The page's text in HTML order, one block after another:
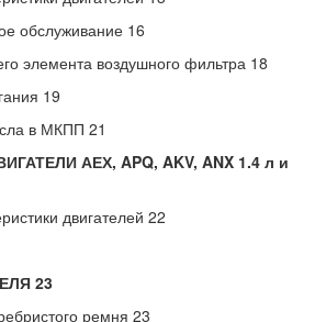
обслуживание 16
элемента воздушного фильтра 18
19
в МКПП 21
АЕХ, APQ, AKV, ANX 1.4 л и
двигателей 22
23
ремня 23